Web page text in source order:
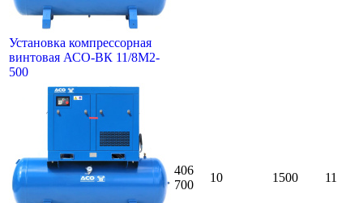
Установка компрессорная
винтовая АСО-ВК 11/8М2-
500
406
700
10 1500 11